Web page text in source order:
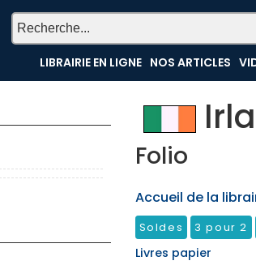
LIBRAIRIE EN LIGNE NOS ARTICLES
Folio
Accueil de la
Soldes 3 pour 2
Livres papier